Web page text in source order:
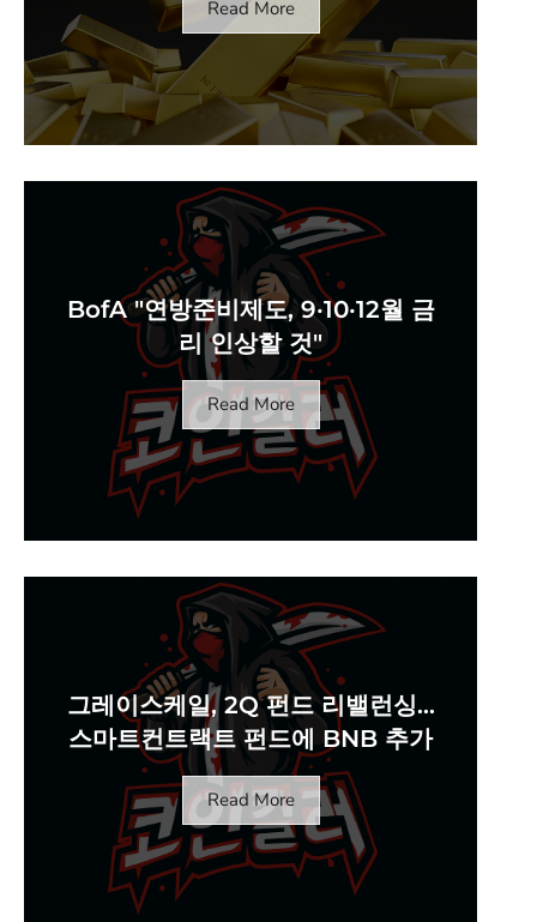
Read More
BofA "연방준비제도, 9·10·12월 금
리 인상할 것"
Read More
그레이스케일, 2Q 펀드 리밸런싱…
스마트컨트랙트 펀드에 BNB 추가
Read More